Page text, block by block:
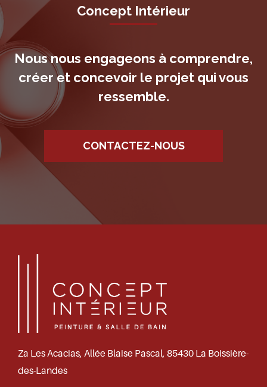
Concept Intérieur
Nous nous engageons à comprendre,
créer et concevoir le projet qui vous
ressemble.
CONTACTEZ-NOUS
Za Les Acacias, Allée Blaise Pascal, 85430 La Boissière-
des-Landes